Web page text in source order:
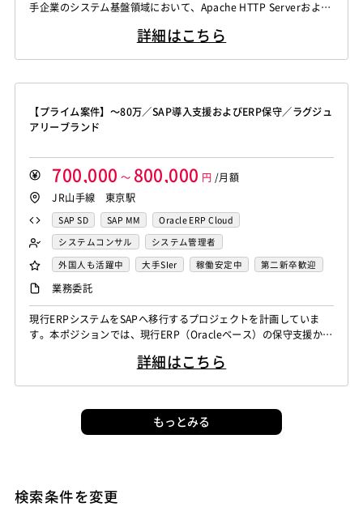
手企業のシステム基盤領域において、Apache HTTP Serverおよび
お任せします。 高可用性・高信頼性を支える重要なポジションで
詳細はこちら
【プライム案件】～80万／SAP導入支援およびERP保守／ラグジュ
アリーブランド
700,000 ～ 800,000 円 /月額
JR山手線 東京駅
SAP SD SAP MM
Oracle ERP Cloud
システムコンサル
システム管理者
その他オフィスワーク
SAPシステムコンサル PMO
外国人も活躍中 大手SIer 稼働安定中
第二新卒歓迎
リモートOK
業務委託
現行ERPシステムをSAPへ移行するプロジェクトを計画していま
す。本ポジションでは、現行ERP（Oracleベース）の保守支援か
す。ビジネスユーザーと技術チームの橋渡し役として、ユーザー支
詳細はこちら
もっとみる
検索条件を変更